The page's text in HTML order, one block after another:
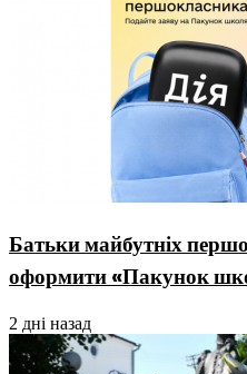
Батьки майбутніх
оформити «Пакунок
2 дні назад